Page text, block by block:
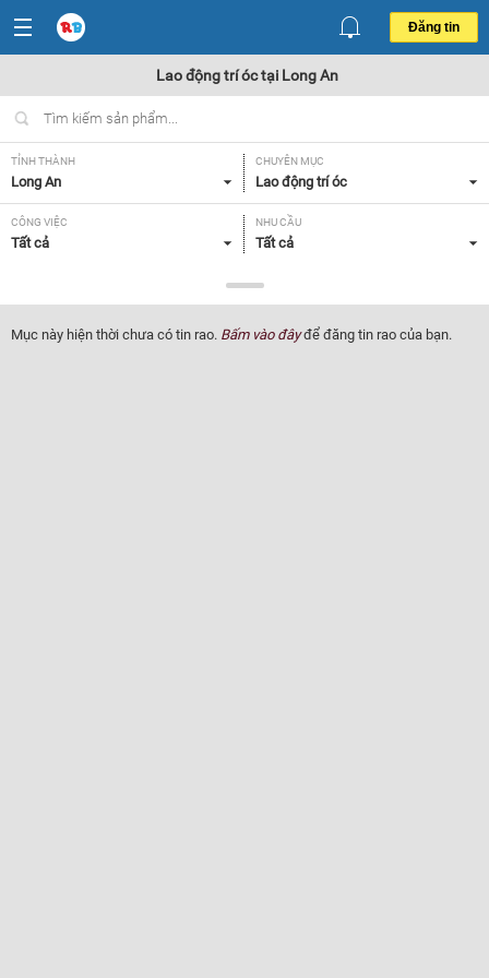
Đăng tin
Lao động trí óc tại Long An
TỈNH THÀNH
Long An
CHUYÊN MỤC
Lao động trí óc
CÔNG VIỆC
Tất cả
NHU CẦU
Tất cả
Tất cả
Mục này hiện thời chưa có tin rao. Bấm vào đâyđể đăng tin rao của bạn.